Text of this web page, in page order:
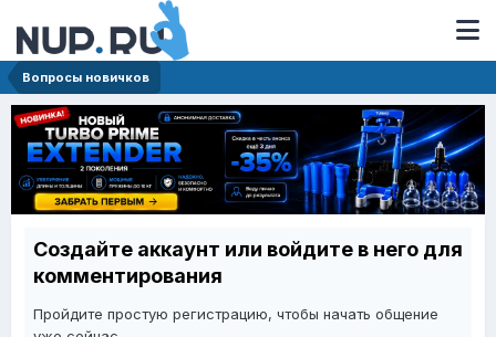
Вопросы новичков
Создайте аккаунт или войдите в него для
комментирования
Пройдите простую регистрацию, чтобы начать общение